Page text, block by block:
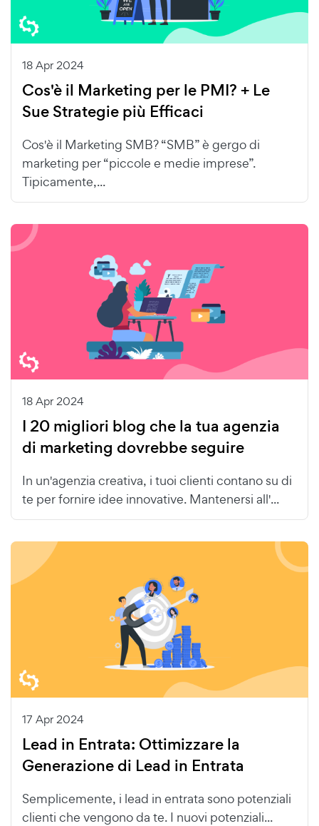
18 Apr 2024
Cos'è il Marketing per le PMI? + Le
Sue Strategie più Efficaci
Cos'è il Marketing SMB? “SMB” è gergo di
marketing per “piccole e medie imprese”.
Tipicamente,...
18 Apr 2024
I 20 migliori blog che la tua agenzia
di marketing dovrebbe seguire
In un'agenzia creativa, i tuoi clienti contano su di
te per fornire idee innovative. Mantenersi all'...
17 Apr 2024
Lead in Entrata: Ottimizzare la
Generazione di Lead in Entrata
Semplicemente, i lead in entrata sono potenziali
clienti che vengono da te. I nuovi potenziali...